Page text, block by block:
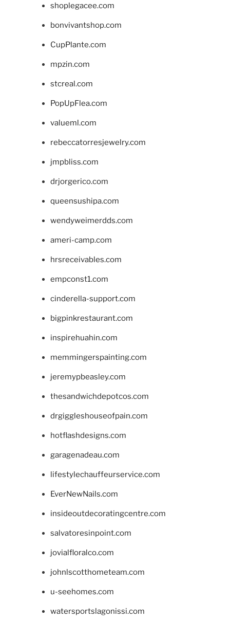
shoplegacee.com
bonvivantshop.com
CupPlante.com
mpzin.com
stcreal.com
PopUpFlea.com
valueml.com
rebeccatorresjewelry.com
jmpbliss.com
drjorgerico.com
queensushipa.com
wendyweimerdds.com
ameri-camp.com
hrsreceivables.com
empconst1.com
cinderella-support.com
bigpinkrestaurant.com
inspirehuahin.com
memmingerspainting.com
jeremypbeasley.com
thesandwichdepotcos.com
drgiggleshouseofpain.com
hotflashdesigns.com
garagenadeau.com
lifestylechauffeurservice.com
EverNewNails.com
insideoutdecoratingcentre.com
salvatoresinpoint.com
jovialfloralco.com
johnlscotthometeam.com
u-seehomes.com
watersportslagonissi.com